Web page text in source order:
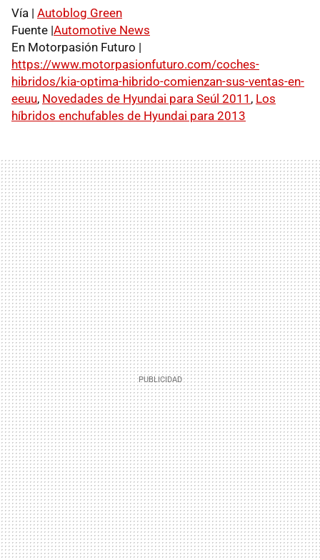
Vía | Autoblog Green
Fuente |Automotive News
En Motorpasión Futuro |
https://www.motorpasionfuturo.com/coches-
hibridos/kia-optima-hibrido-comienzan-sus-ventas-en-
eeuu, Novedades de Hyundai para Seúl 2011 , Los
híbridos enchufables de Hyundai para 2013